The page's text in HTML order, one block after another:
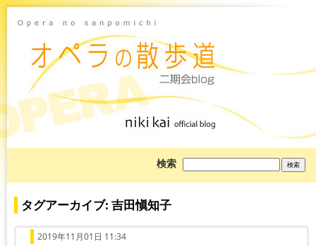
検索
を
タグアーカイブ: 吉田愼知子
2019年11月01日 11:34